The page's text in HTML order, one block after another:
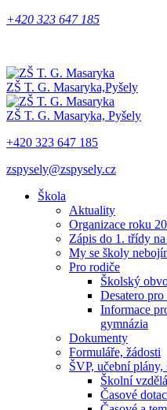
+420 323 647 185
ZŠ T. G. Masaryka,Pyšely
ZŠ T. G. Masaryka, Pyšely
+420 323 647 185
zspysely@zspysely.cz
Škola
Aktuality
Organizace roku
Zápis do 1. třídy
My se školy
Pro rodiče
Školský
Desatero
Informace
gymnázia
Dokumenty
Formuláře, žádosti
ŠVP, učební plány,
Školní
Časové